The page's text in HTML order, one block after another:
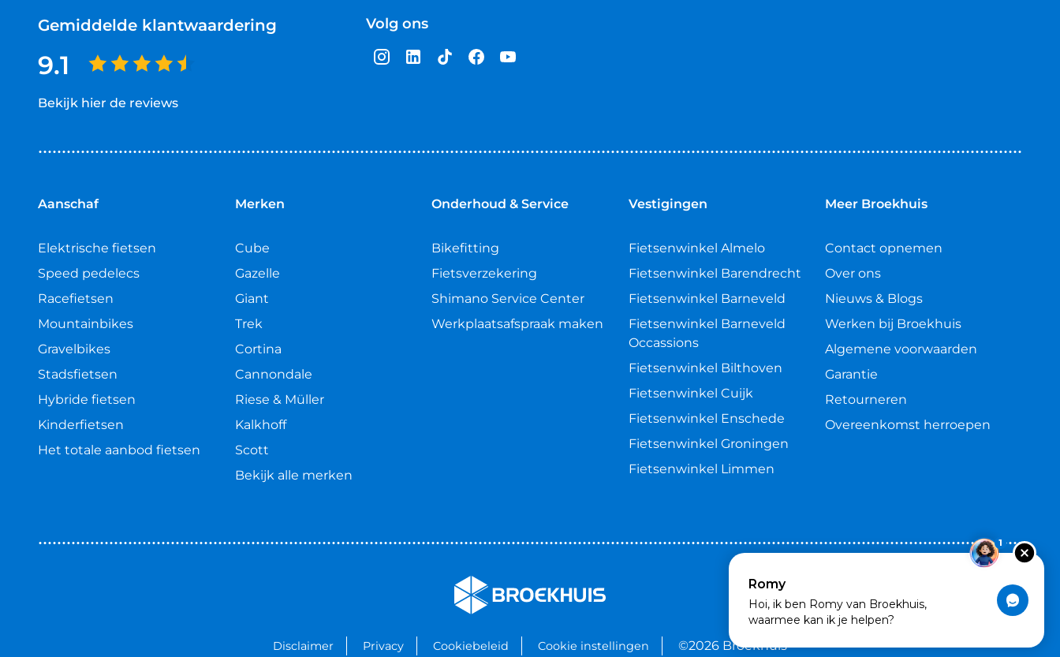
Gemiddelde klantwaardering
9.1
Bekijk hier de reviews
van
Volg ons
Aanschaf
Elektrische fietsen
Speed pedelecs
Racefietsen
Mountainbikes
Gravelbikes
Stadsfietsen
Hybride fietsen
Kinderfietsen
Het totale aanbod fietsen
Merken
Cube
Gazelle
Giant
Trek
Cortina
Cannondale
Riese & Müller
Kalkhoff
Scott
Bekijk alle merken
Onderhoud & Service
Bikefitting
Fietsverzekering
Shimano Service Center
Werkplaatsafspraak maken
Vestigingen
Fietsenwinkel Almelo
Fietsenwinkel Barendrecht
Fietsenwinkel Barneveld
Fietsenwinkel Barneveld
Occassions
Fietsenwinkel Bilthoven
Fietsenwinkel Cuijk
Fietsenwinkel Enschede
Fietsenwinkel Groningen
Fietsenwinkel Limmen
Meer Broekhuis
Contact opnemen
Over ons
Nieuws & Blogs
Werken bij Broekhuis
Algemene voorwaarden
Garantie
Retourneren
Overeenkomst herroepen
Disclaimer Privacy Cookiebeleid Cookie instellingen ©2026 Broekhuis
1
Romy
Hoi, ik ben Romy van Broekhuis,
waarmee kan ik je helpen?